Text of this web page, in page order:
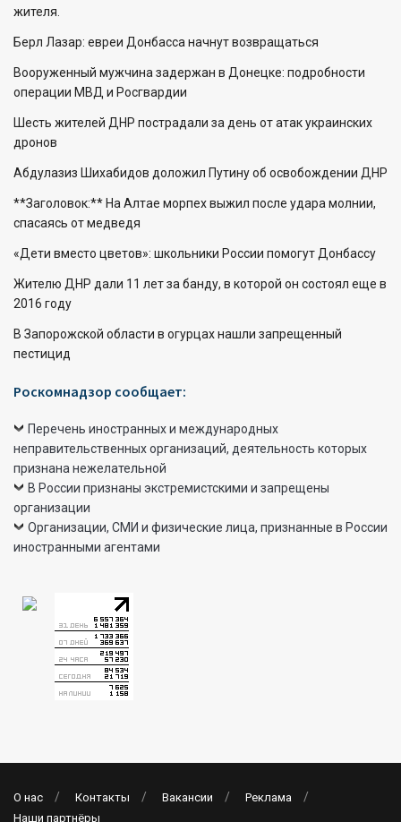
жителя.
Берл Лазар: евреи Донбасса начнут возвращаться
Вооруженный мужчина задержан в Донецке: подробности
операции МВД и Росгвардии
Шесть жителей ДНР пострадали за день от атак украинских
дронов
Абдулазиз Шихабидов доложил Путину об освобождении ДНР
**Заголовок:** На Алтае морпех выжил после удара молнии,
спасаясь от медведя
«Дети вместо цветов»: школьники России помогут Донбассу
Жителю ДНР дали 11 лет за банду, в которой он состоял еще в
2016 году
В Запорожской области в огурцах нашли запрещенный
пестицид
Роскомнадзор сообщает:
Перечень иностранных и международных
неправительственных организаций, деятельность которых
признана нежелательной
В России признаны экстремистскими и запрещены
организации
Организации, СМИ и физические лица, признанные в России
иностранными агентами
О нас Контакты Вакансии
Реклама
Наши партнёры